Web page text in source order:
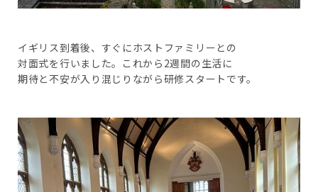
イギリス到着後、すぐにホストファミリーとの
対面式を行いました。これから2週間の生活に
期待と不安が入り混じりながら研修スタートです。